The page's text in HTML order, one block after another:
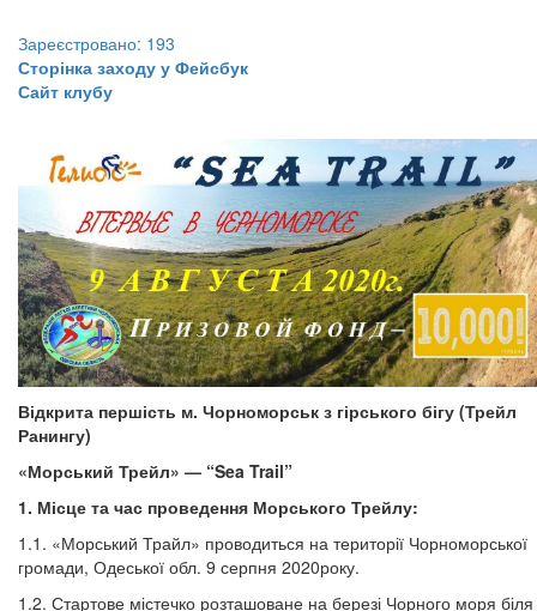
Зареєстровано: 193
Сторінка заходу у Фейсбук
Сайт клубу
Відкрита першість м. Чорноморськ з гірського бігу (Трейл
Ранингу)
«Морський Трейл» — “Sea Trail”
1. Місце та час проведення Морського Трейлу:
1.1. «Морський Трайл» проводиться на території Чорноморської
громади, Одеської обл. 9 серпня 2020року.
1.2. Стартове містечко розташоване на березі Чорного моря біля